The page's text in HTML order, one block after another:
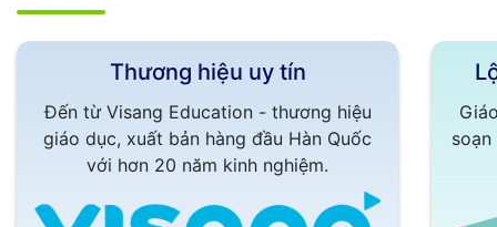
Thương hiệu uy tín
Đến từ Visang Education - thương hiệu
giáo dục, xuất bản hàng đầu Hàn Quốc
với hơn 20 năm kinh nghiệm.